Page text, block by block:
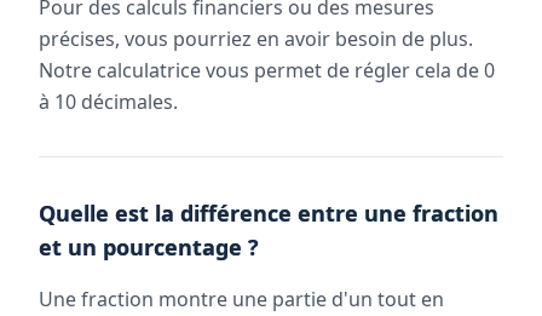
Pour des calculs financiers ou des mesures
précises, vous pourriez en avoir besoin de plus.
Notre calculatrice vous permet de régler cela de 0
à 10 décimales.
Quelle est la différence entre une fraction
et un pourcentage ?
Une fraction montre une partie d'un tout en